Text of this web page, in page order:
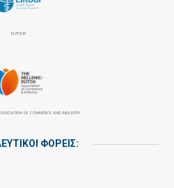
ELITOUR
OF COMMERCE AND INDUSTRY
ΦΟΡΕΊΣ: